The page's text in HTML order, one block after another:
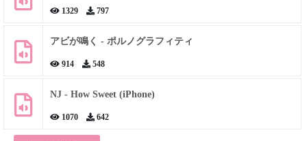
1329 797
アビが鳴く - ポルノグラフィティ
914 548
NJ - How Sweet (iPhone)
1070 642